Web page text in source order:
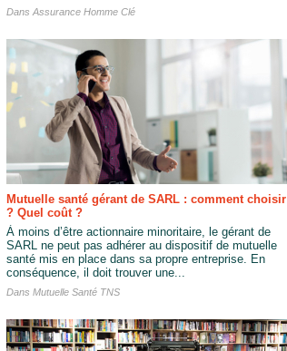
Dans Assurance Homme Clé
Mutuelle santé gérant de SARL : comment choisir
? Quel coût ?
À moins d’être actionnaire minoritaire, le gérant de
SARL ne peut pas adhérer au dispositif de mutuelle
santé mis en place dans sa propre entreprise. En
conséquence, il doit trouver une...
Dans Mutuelle Santé TNS